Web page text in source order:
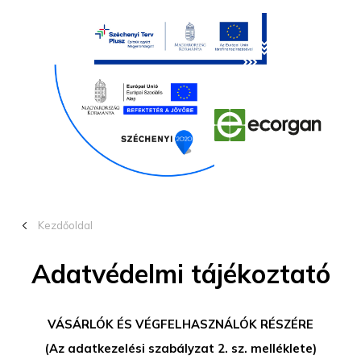
chevron_left_16 Kezdőoldal
Adatvédelmi tájékoztató
VÁSÁRLÓK ÉS VÉGFELHASZNÁLÓK RÉSZÉRE
(Az adatkezelési szabályzat 2. sz. melléklete)